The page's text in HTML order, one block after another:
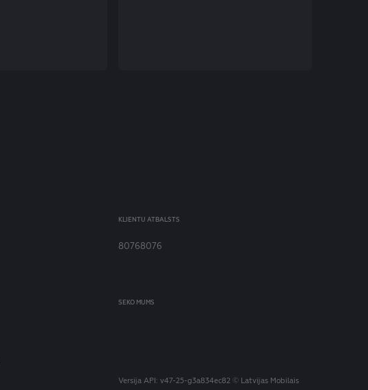
KLIENTU ATBALSTS
80768076
SEKO MUMS
Versija API: v47-25-g3a834ec82© Latvijas Mobilais